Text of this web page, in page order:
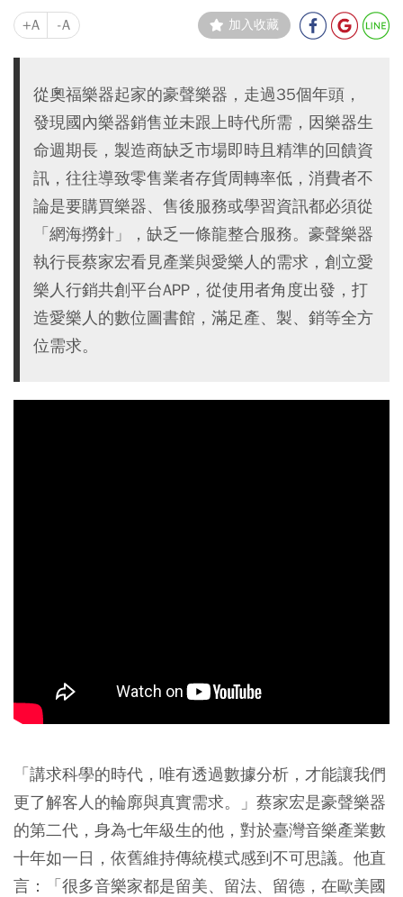
+A -A 加入收藏
從奧福樂器起家的豪聲樂器，走過35個年頭，
發現國內樂器銷售並未跟上時代所需，因樂器生
命週期長，製造商缺乏市場即時且精準的回饋資
訊，往往導致零售業者存貨周轉率低，消費者不
論是要購買樂器、售後服務或學習資訊都必須從
「網海撈針」，缺乏一條龍整合服務。豪聲樂器
執行長蔡家宏看見產業與愛樂人的需求，創立愛
樂人行銷共創平台APP，從使用者角度出發，打
造愛樂人的數位圖書館，滿足產、製、銷等全方
位需求。
「講求科學的時代，唯有透過數據分析，才能讓我們
更了解客人的輪廓與真實需求。」蔡家宏是豪聲樂器
的第二代，身為七年級生的他，對於臺灣音樂產業數
十年如一日，依舊維持傳統模式感到不可思議。他直
言：「很多音樂家都是留美、留法、留德，在歐美國